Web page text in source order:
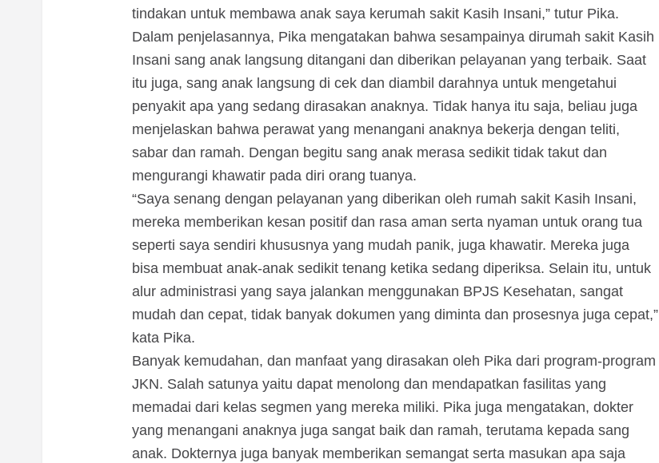
tindakan untuk membawa anak saya kerumah sakit Kasih Insani,” tutur Pika.
Dalam penjelasannya, Pika mengatakan bahwa sesampainya dirumah sakit Kasih
Insani sang anak langsung ditangani dan diberikan pelayanan yang terbaik. Saat
itu juga, sang anak langsung di cek dan diambil darahnya untuk mengetahui
penyakit apa yang sedang dirasakan anaknya. Tidak hanya itu saja, beliau juga
menjelaskan bahwa perawat yang menangani anaknya bekerja dengan teliti,
sabar dan ramah. Dengan begitu sang anak merasa sedikit tidak takut dan
mengurangi khawatir pada diri orang tuanya.
“Saya senang dengan pelayanan yang diberikan oleh rumah sakit Kasih Insani,
mereka memberikan kesan positif dan rasa aman serta nyaman untuk orang tua
seperti saya sendiri khususnya yang mudah panik, juga khawatir. Mereka juga
bisa membuat anak-anak sedikit tenang ketika sedang diperiksa. Selain itu, untuk
alur administrasi yang saya jalankan menggunakan BPJS Kesehatan, sangat
mudah dan cepat, tidak banyak dokumen yang diminta dan prosesnya juga cepat,”
kata Pika.
Banyak kemudahan, dan manfaat yang dirasakan oleh Pika dari program-program
JKN. Salah satunya yaitu dapat menolong dan mendapatkan fasilitas yang
memadai dari kelas segmen yang mereka miliki. Pika juga mengatakan, dokter
yang menangani anaknya juga sangat baik dan ramah, terutama kepada sang
anak. Dokternya juga banyak memberikan semangat serta masukan apa saja